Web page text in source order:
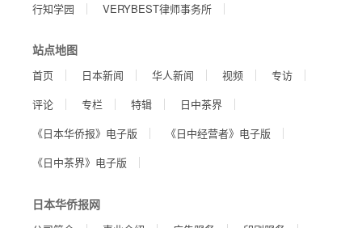
行知学园
VERYBEST律师事务所
站点地图
首页 日本新闻 华人新闻 视频
专访
评论
专栏 特辑
日中茶界
《日本华侨报》电子版
《日中经营者》电子版
《日中茶界》电子版
日本华侨报网